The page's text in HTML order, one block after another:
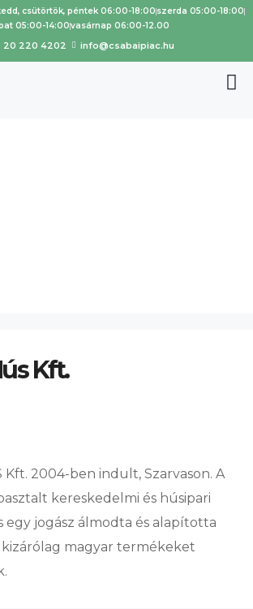
csütörtök, péntek 06:00-18:00szerda 05:00-18:00
05:00-14:00vasárnap 06:00-12.00
20 220 4202 info@csabaipiac.hu
Kft.
Kft. 2004-ben indult, Szarvason. A
kereskedelmi és húsipari
egy jogász álmodta és alapította
kizárólag magyar termékeket